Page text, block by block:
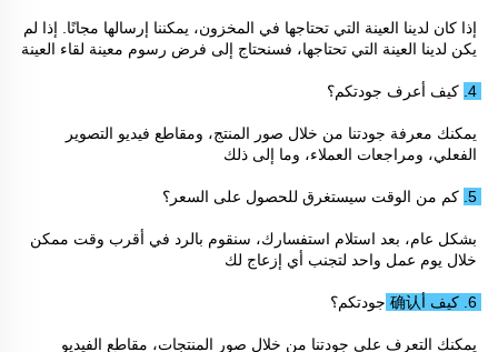
يكن لدينا العينة التي تحتاجها، فسنحتاج إلى فرض رسوم معينة لقاء العينة
4. كيف أعرف جودتكم؟
الفعلي، ومراجعات العملاء، وما إلى ذلك
5. كم من الوقت سيستغرق للحصول على السعر؟
خلال يوم عمل واحد لتجنب أي إزعاج لك
6. كيف أ确认 جودتكم؟